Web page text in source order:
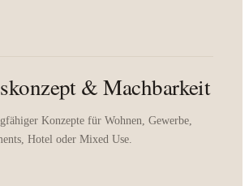
& Machbarkeit
Konzepte für Wohnen, Gewerbe,
Hotel oder Mixed Use.